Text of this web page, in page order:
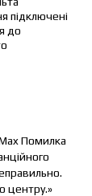
Помилка
центру.»